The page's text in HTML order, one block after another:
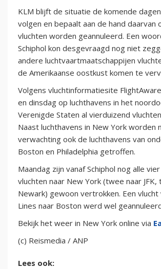
KLM blijft de situatie de komende
volgen en bepaalt aan de hand daarvan
vluchten worden geannuleerd. Een
Schiphol kon desgevraagd nog niet
andere luchtvaartmaatschappijen
de Amerikaanse oostkust komen te
Volgens vluchtinformatiesite
en dinsdag op luchthavens in het
Verenigde Staten al vierduizend
Naast luchthavens in New York worden
verwachting ook de luchthavens van
Boston en Philadelphia getroffen.
Maandag zijn vanaf Schiphol nog alle
vluchten naar New York (twee naar JFK,
Newark) gewoon vertrokken. Een vlucht
Lines naar Boston werd wel
Bekijk het weer in New York online via
(c) Reismedia / ANP
Lees ook: